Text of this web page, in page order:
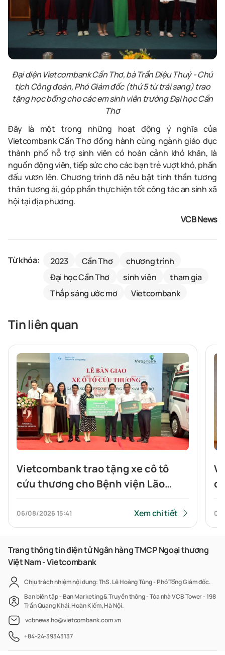
Đại diện Vietcombank Cần Thơ, bà Trần Diệu Thuý - Chủ
tịch Công đoàn, Phó Giám đốc (thứ 5 từ trái sang) trao
tặng học bổng cho các em sinh viên trường Đại học Cần
Thơ
Đây là một trong những hoạt động ý nghĩa của
Vietcombank Cần Thơ đồng hành cùng ngành giáo dục
thành phố hỗ trợ sinh viên có hoàn cảnh khó khăn, là
nguồn động viên, tiếp sức cho các bạn trẻ vượt khó, phấn
đấu vươn lên. Chương trình đã nêu bật tinh thần tương
thân tương ái, góp phần thực hiện tốt công tác an sinh xã
hội tại địa phương.
VCB News
Từ khóa: 2023 Cần Thơ
chương trình
Đại học Cần Thơ
sinh viên
tham gia
Thắp sáng ước mơ
Vietcombank
Tin liên quan
Vietcombank trao tặng xe cô tô
cứu thương cho Bệnh viện Lão
khoa Trung ương
06/08/2026 15:41 Xem chi tiết
Trang thông tin điện tử Ngân hàng TMCP Ngoại thương
Việt Nam - Vietcombank
Chịu trách nhiệm nội dung: ThS. Lê Hoàng Tùng - Phó Tổng Giám đốc.
Ban biên tập - Ban Marketing & Truyền thông - Tòa nhà VCB Tower - 198
Trần Quang Khải, Hoàn Kiếm, Hà Nội.
vcbnews.ho@vietcombank.com.vn
+84-24-39343137